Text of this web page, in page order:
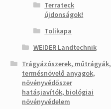
Terrateck
újdonságok!
Tolikapa
WEIDER Landtechnik
Trágyázószerek, műtrágyák,
termésnövelő anyagok,
növényvédőszer
hatásjavítók, biológiai
növényvédelem